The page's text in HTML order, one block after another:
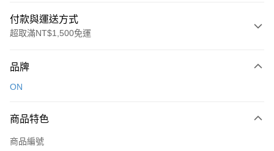
付款與運送方式
超取滿NT$1,500免運
信用卡一次付款
Apple Pay
悠遊付
品牌
ON
商品特色
商品編號